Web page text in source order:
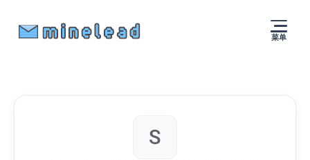
菜单
S